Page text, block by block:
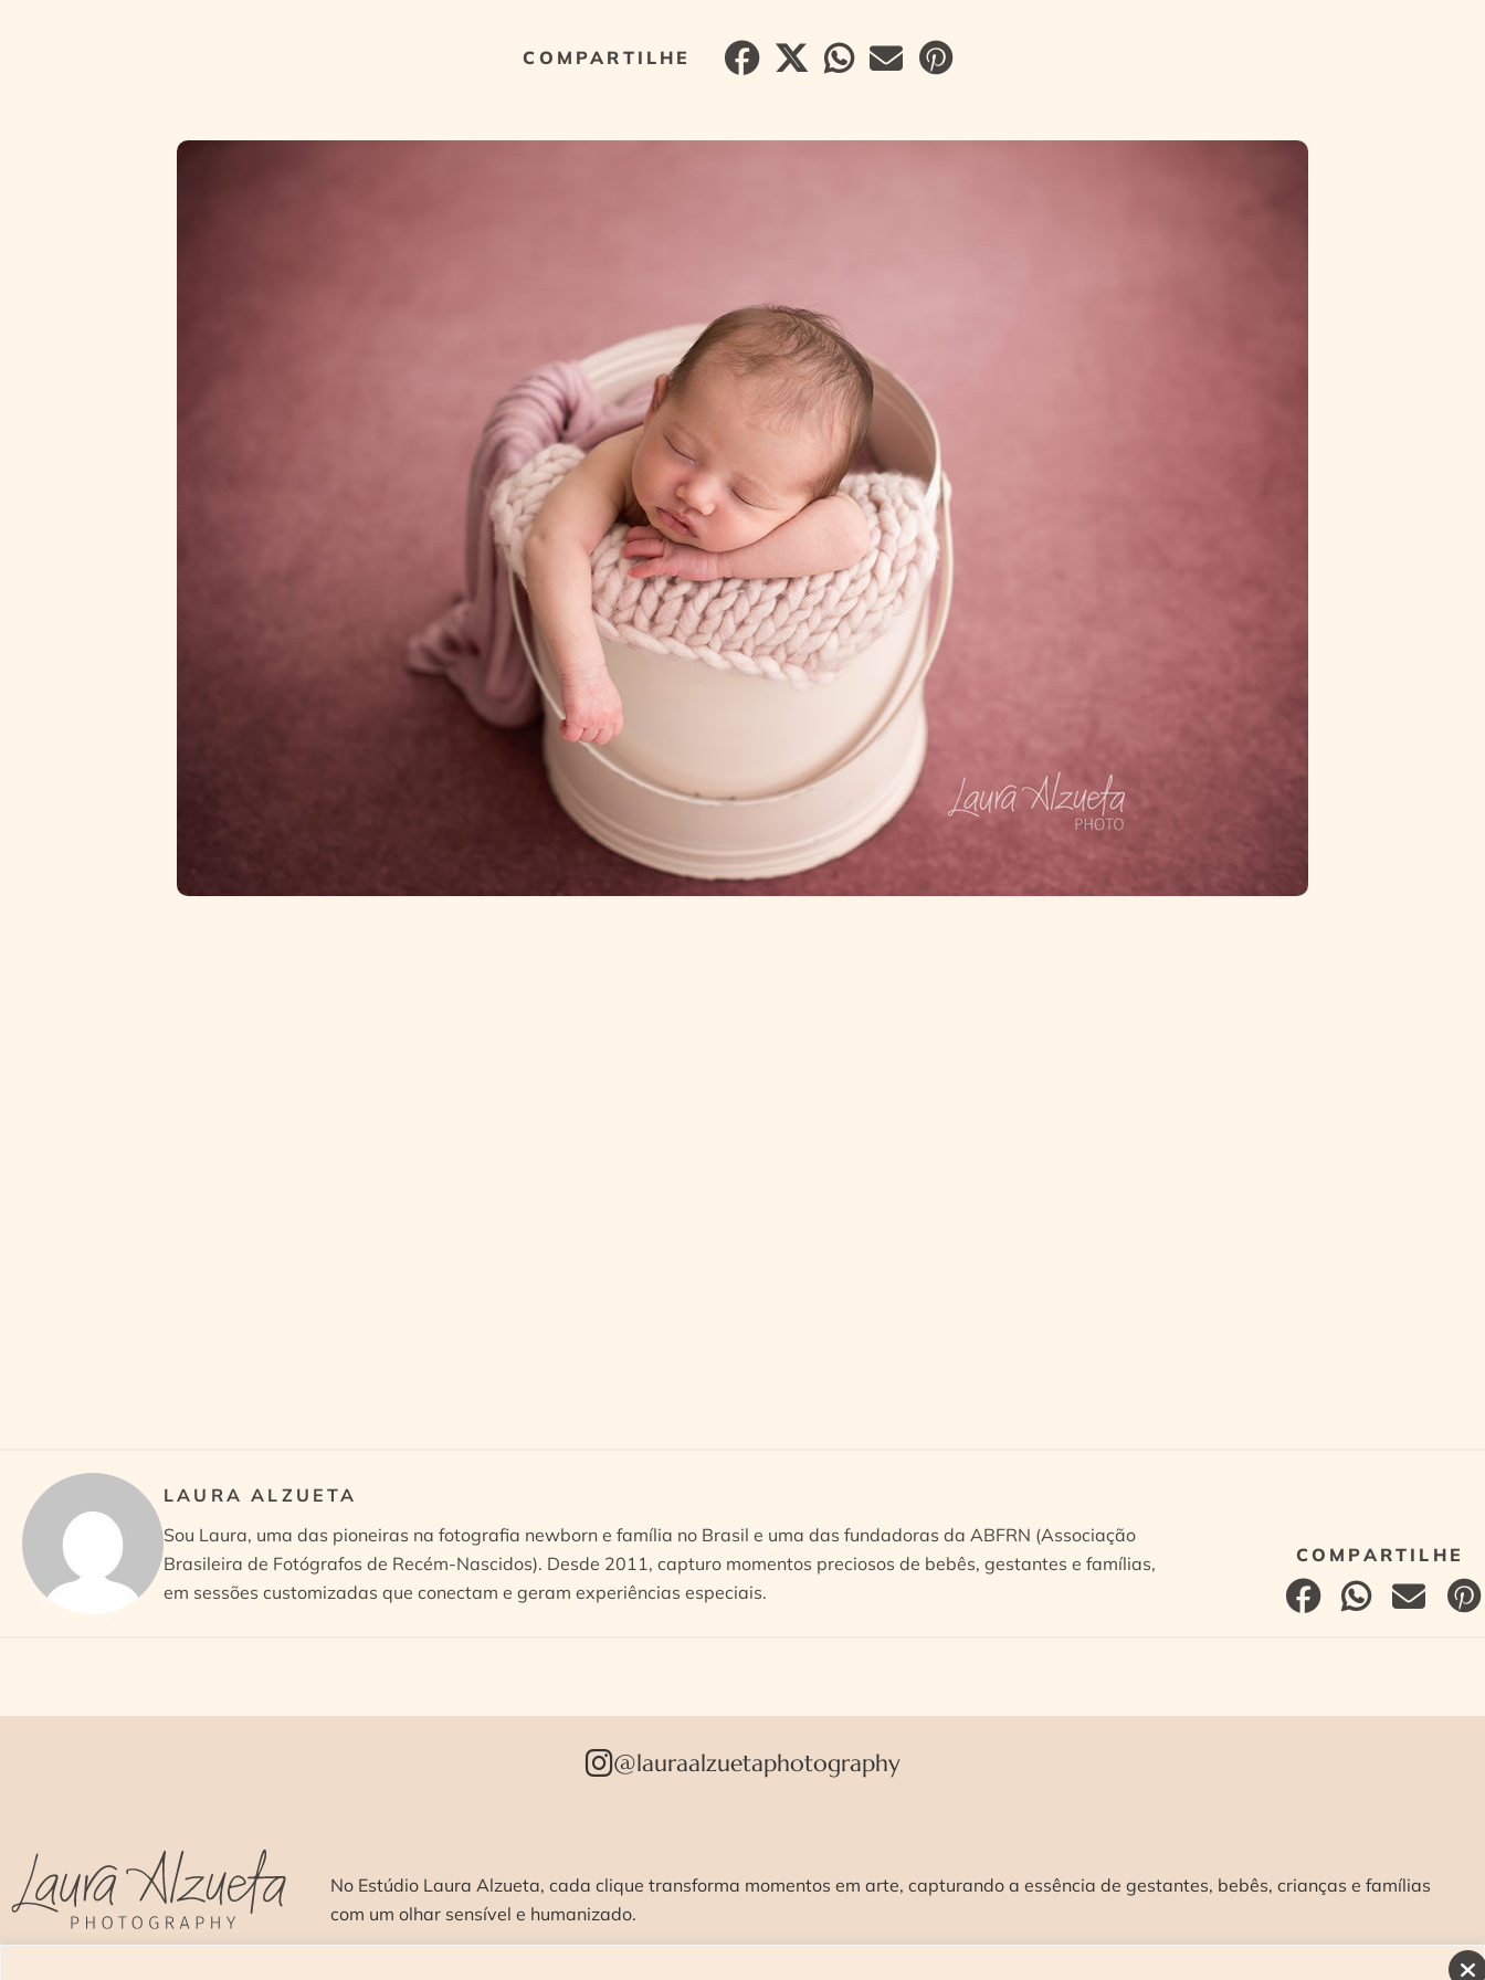
LAURA ALZUETA
Sou Laura, uma das pioneiras na fotografia newborn e família no Brasil e uma das fundadoras da ABFRN (Associação
Brasileira de Fotógrafos de Recém-Nascidos). Desde 2011, capturo momentos preciosos de bebês, gestantes e famílias,
em sessões customizadas que conectam e geram experiências especiais.
@lauraalzuetaphotography
No Estúdio Laura Alzueta, cada clique transforma momentos em arte, capturando a essência de gestantes, bebês, crianças e famílias
com um olhar sensível e humanizado.
INSCREVA-SE E RECEBA NOSSAS NOVIDADES: